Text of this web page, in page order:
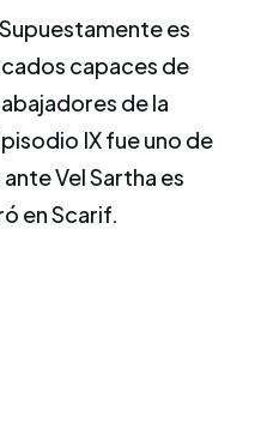
es
capaces de
de la
IX fue uno de
Vel Sartha es
en Scarif.